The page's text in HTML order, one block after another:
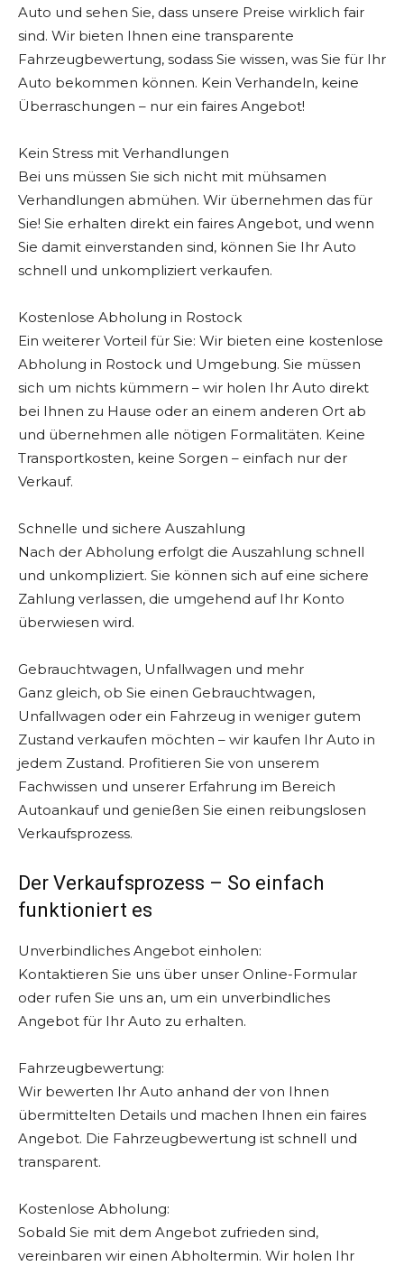
Auto und sehen Sie, dass unsere Preise wirklich fair
sind. Wir bieten Ihnen eine transparente
Fahrzeugbewertung, sodass Sie wissen, was Sie für Ihr
Auto bekommen können. Kein Verhandeln, keine
Überraschungen – nur ein faires Angebot!
Kein Stress mit Verhandlungen
Bei uns müssen Sie sich nicht mit mühsamen
Verhandlungen abmühen. Wir übernehmen das für
Sie! Sie erhalten direkt ein faires Angebot, und wenn
Sie damit einverstanden sind, können Sie Ihr Auto
schnell und unkompliziert verkaufen.
Kostenlose Abholung in Rostock
Ein weiterer Vorteil für Sie: Wir bieten eine kostenlose
Abholung in Rostock und Umgebung. Sie müssen
sich um nichts kümmern – wir holen Ihr Auto direkt
bei Ihnen zu Hause oder an einem anderen Ort ab
und übernehmen alle nötigen Formalitäten. Keine
Transportkosten, keine Sorgen – einfach nur der
Verkauf.
Schnelle und sichere Auszahlung
Nach der Abholung erfolgt die Auszahlung schnell
und unkompliziert. Sie können sich auf eine sichere
Zahlung verlassen, die umgehend auf Ihr Konto
überwiesen wird.
Gebrauchtwagen, Unfallwagen und mehr
Ganz gleich, ob Sie einen Gebrauchtwagen,
Unfallwagen oder ein Fahrzeug in weniger gutem
Zustand verkaufen möchten – wir kaufen Ihr Auto in
jedem Zustand. Profitieren Sie von unserem
Fachwissen und unserer Erfahrung im Bereich
Autoankauf und genießen Sie einen reibungslosen
Verkaufsprozess.
Der Verkaufsprozess – So einfach
funktioniert es
Unverbindliches Angebot einholen:
Kontaktieren Sie uns über unser Online-Formular
oder rufen Sie uns an, um ein unverbindliches
Angebot für Ihr Auto zu erhalten.
Fahrzeugbewertung:
Wir bewerten Ihr Auto anhand der von Ihnen
übermittelten Details und machen Ihnen ein faires
Angebot. Die Fahrzeugbewertung ist schnell und
transparent.
Kostenlose Abholung:
Sobald Sie mit dem Angebot zufrieden sind,
vereinbaren wir einen Abholtermin. Wir holen Ihr